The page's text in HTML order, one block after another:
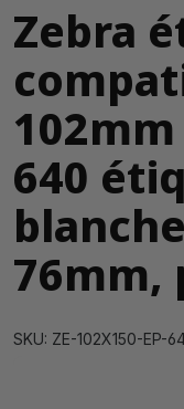
Zebra
640
76mm,
SKU: ZE-102X150-EP-